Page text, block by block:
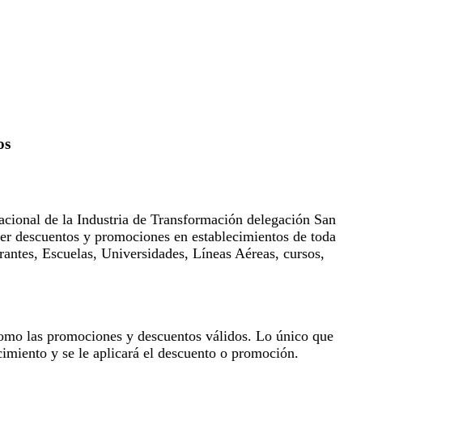
de la Industria de Transformación delegación San
y promociones en establecimientos de toda
Escuelas, Universidades, Líneas Aéreas, cursos,
las promociones y descuentos válidos. Lo único que
y se le aplicará el descuento o promoción.